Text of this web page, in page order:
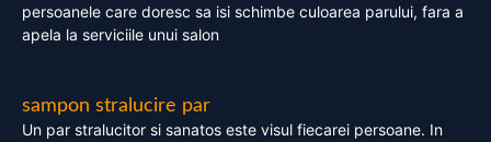
persoanele care doresc sa isi schimbe culoarea parului, fara a
apela la serviciile unui salon
sampon stralucire par
Un par stralucitor si sanatos este visul fiecarei persoane. In